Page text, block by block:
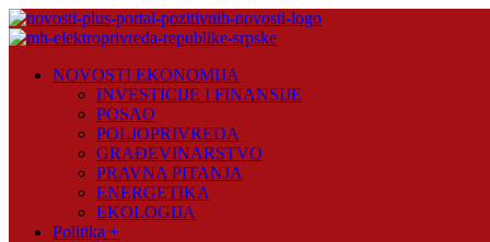
Skip
to
Plus
NOVOSTI EKONOMIJA
INVESTICIJE I FINANSIJE
POSAO
POLJOPRIVREDA
GRAĐEVINARSTVO
PRAVNA PITANJA
ENERGETIKA
EKOLOGIJA
Politika +